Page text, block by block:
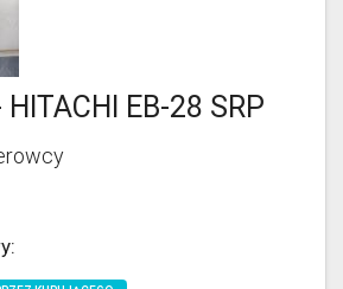
HITACHI EB-28 SRP